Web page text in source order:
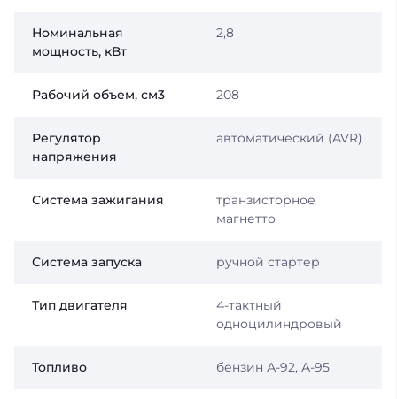
Номинальная
мощность, кВт
2,8
Рабочий объем, см3 208
Регулятор
напряжения
автоматический (AVR)
Система зажигания
транзисторное
магнетто
Система запуска ручной стартер
Тип двигателя
4-тактный
одноцилиндровый
Топливо бензин А-92, А-95